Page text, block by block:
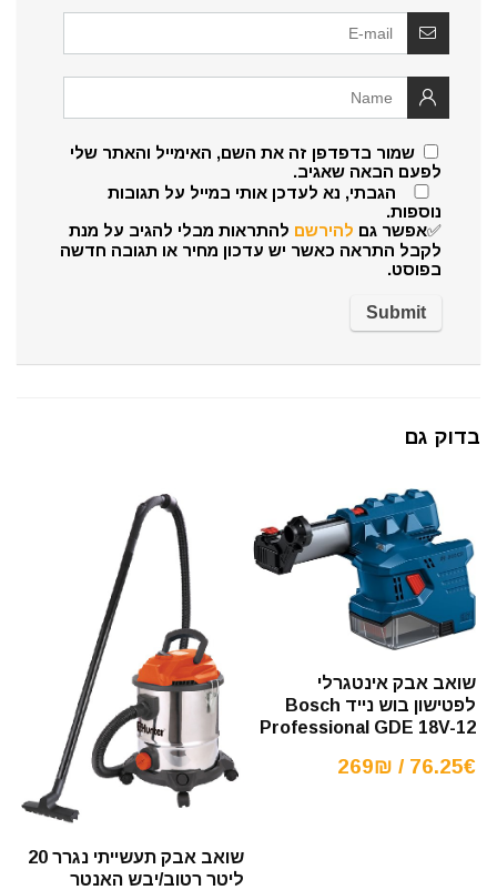
שמור בדפדפן זה את השם, האימייל והאתר שלי
לפעם הבאה שאגיב.
הגבתי, נא לעדכן אותי במייל על תגובות
נוספות.
✅אפשר גם להירשם להתראות מבלי להגיב על מנת
לקבל התראה כאשר יש עדכון מחיר או תגובה חדשה
בפוסט.
בדוק גם
שואב אבק אינטגרלי
לפטישון בוש נייד Bosch
Professional GDE 18V-12
76.25€ / 269₪
שואב אבק תעשייתי נגרר 20
ליטר רטוב/יבש האנטר